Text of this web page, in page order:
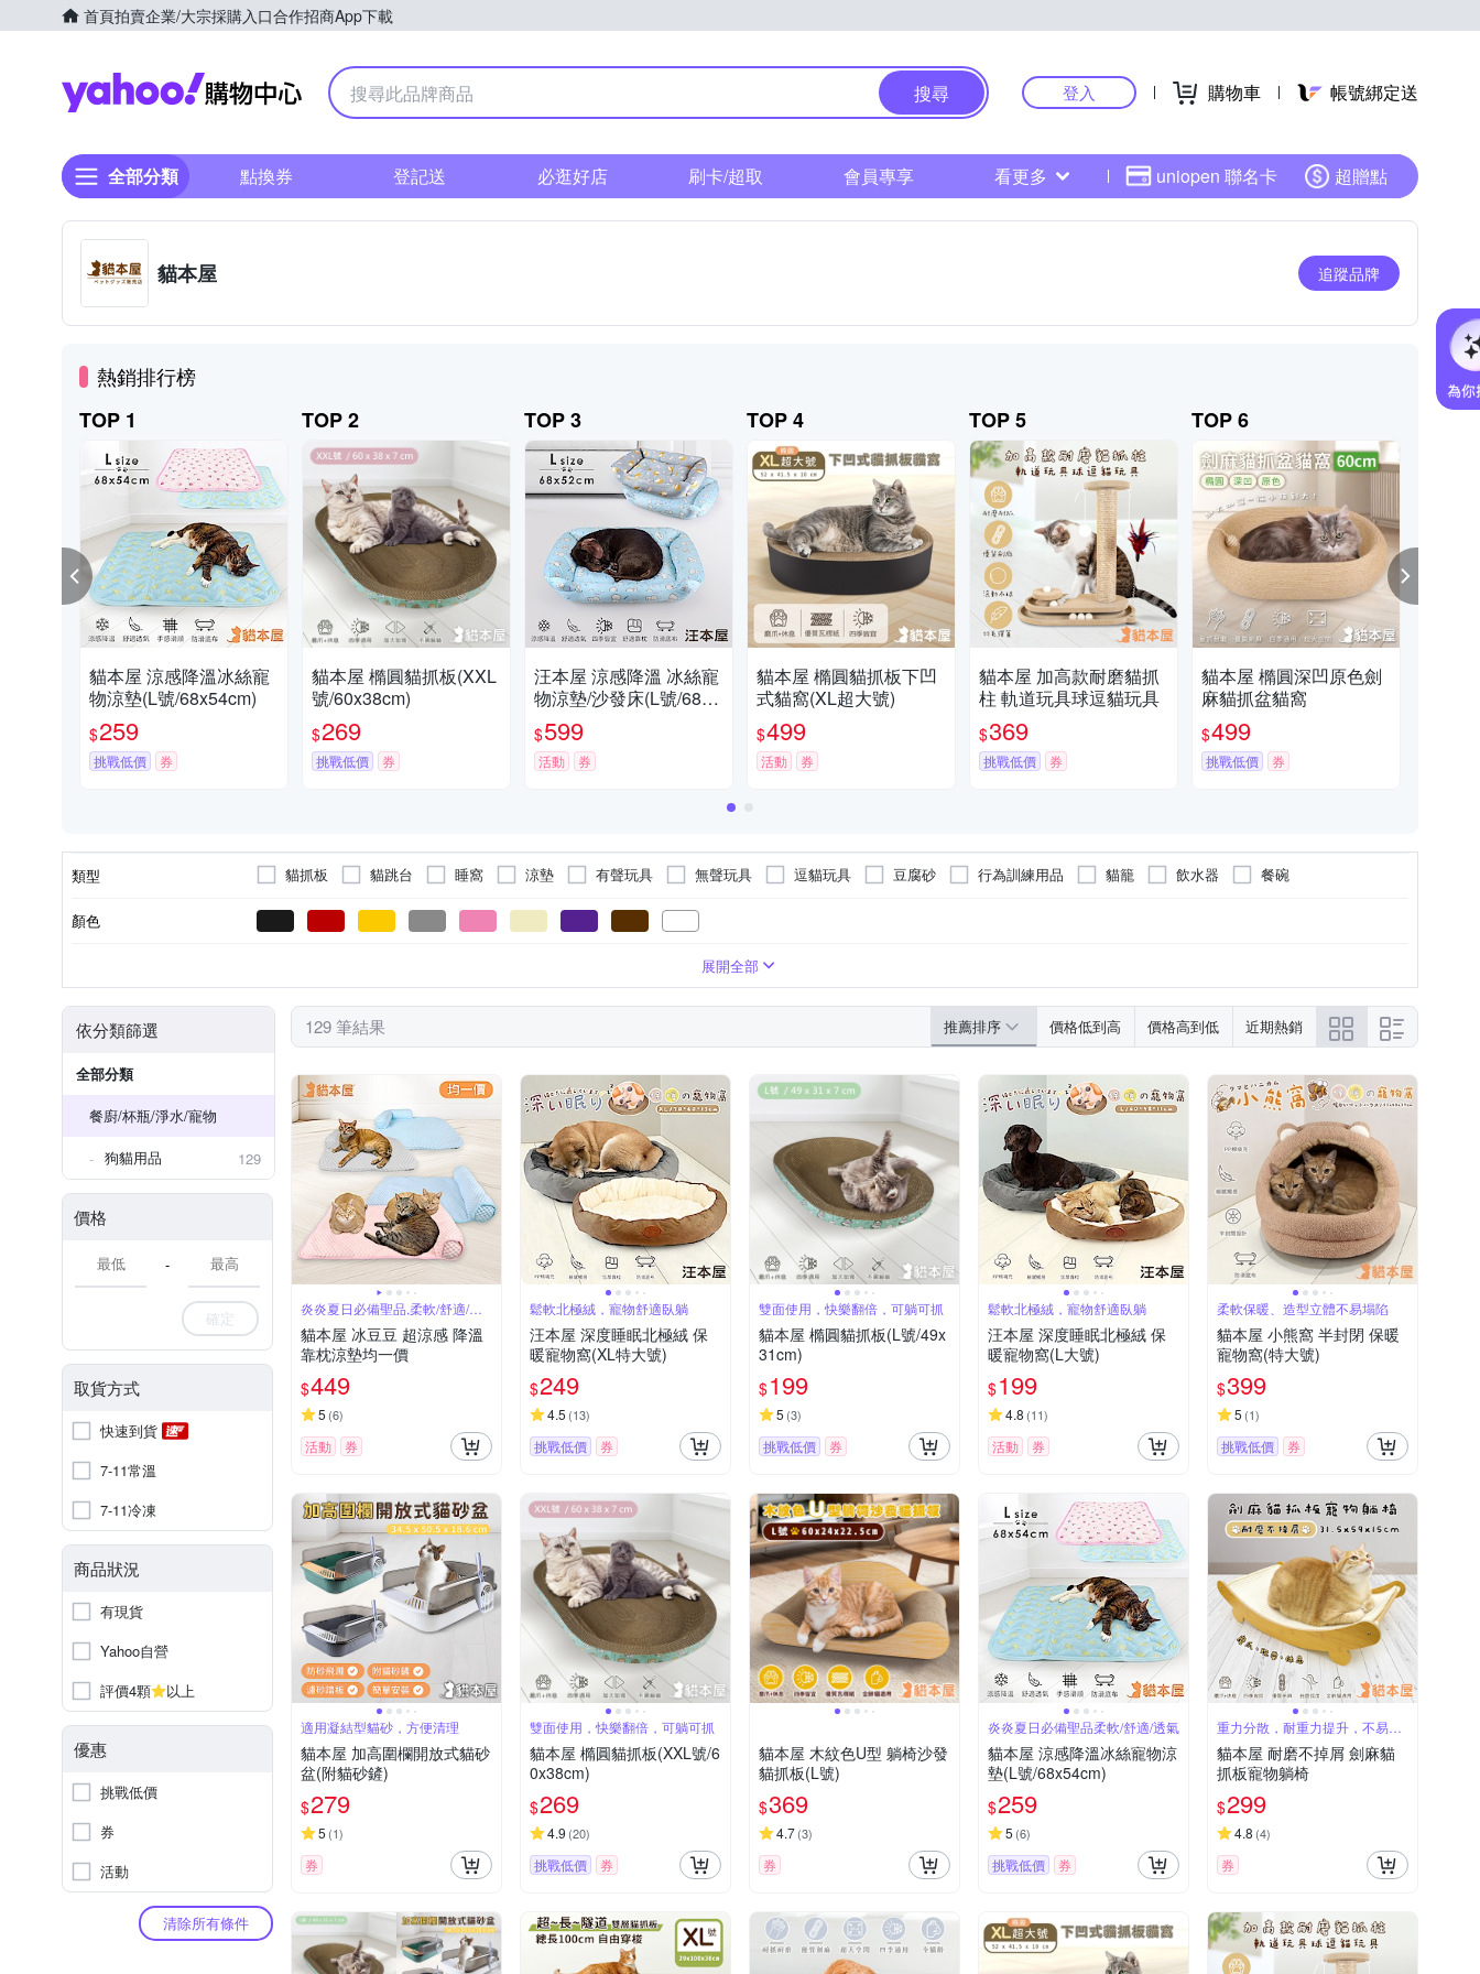
首頁拍賣企業/大宗採購入口合作招商App下載
Yahoo購物中心
搜尋 登入 購物車 帳號綁定送
全部分類 點換券 登記送 必逛好店 刷卡/超取 會員專享 看更多 uniopen 聯名卡 超贈點
貓本屋 追蹤品牌
熱銷排行榜
TOP 1
貓本屋 涼感降溫冰絲寵
物涼墊(L號/68x54cm)
$259
挑戰低價 券
TOP 2
貓本屋 橢圓貓抓板(XXL
號/60x38cm)
$269
挑戰低價 券
TOP 3
汪本屋 涼感降溫 冰絲寵
物涼墊/沙發床(L號/68x5
2cm)
$599
活動 券
TOP 4
貓本屋 橢圓貓抓板下凹
式貓窩(XL超大號)
$499
活動 券
TOP 5
貓本屋 加高款耐磨貓抓
柱 軌道玩具球逗貓玩具
$369
挑戰低價 券
TOP 6
貓本屋 橢圓深凹原色劍
麻貓抓盆貓窩
$499
挑戰低價 券
類型 貓抓板 貓跳台 睡窩 涼墊 有聲玩具 無聲玩具 逗貓玩具 豆腐砂 行為訓練用品 貓籠 飲水器 餐碗
顏色
展開全部
依分類篩選
全部分類
餐廚/杯瓶/淨水/寵物
狗貓用品
129
價格
-
確定
取貨方式
快速到貨
7-11常溫
7-11冷凍
商品狀況
有現貨
Yahoo自營
評價4顆
以上
優惠
挑戰低價
券
活動
清除所有條件
129 筆結果 推薦排序 價格低到高 價格高到低 近期熱銷
炎炎夏日必備聖品,柔軟/舒適/透
氣
貓本屋 冰豆豆 超涼感 降溫
靠枕涼墊均一價
$449
5 (6)
活動 券
鬆軟北極絨，寵物舒適臥躺
汪本屋 深度睡眠北極絨 保
暖寵物窩(XL特大號)
$249
4.5 (13)
挑戰低價 券
雙面使用，快樂翻倍，可躺可抓
貓本屋 橢圓貓抓板(L號/49x
31cm)
$199
5 (3)
挑戰低價 券
鬆軟北極絨，寵物舒適臥躺
汪本屋 深度睡眠北極絨 保
暖寵物窩(L大號)
$199
4.8 (11)
活動 券
柔軟保暖、造型立體不易塌陷
貓本屋 小熊窩 半封閉 保暖
寵物窩(特大號)
$399
5 (1)
挑戰低價 券
適用凝結型貓砂，方便清理
貓本屋 加高圍欄開放式貓砂
盆(附貓砂鏟)
$279
5 (1)
券
雙面使用，快樂翻倍，可躺可抓
貓本屋 橢圓貓抓板(XXL號/6
0x38cm)
$269
4.9 (20)
挑戰低價 券
貓本屋 木紋色U型 躺椅沙發
貓抓板(L號)
$369
4.7(3)
券
炎炎夏日必備聖品柔軟/舒適/透氣
貓本屋 涼感降溫冰絲寵物涼
墊(L號/68x54cm)
$259
5 (6)
挑戰低價 券
重力分散，耐重力提升，不易變
形
貓本屋 耐磨不掉屑 劍麻貓
抓板寵物躺椅
$299
4.8 (4)
券